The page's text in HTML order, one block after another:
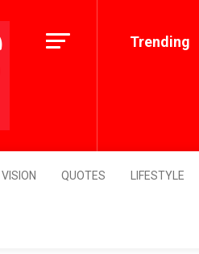
Trending
12 เมนูอาหารเก
ตั๋วเครื่องบินไปเกา
VISION QUOTES LIFESTYLE